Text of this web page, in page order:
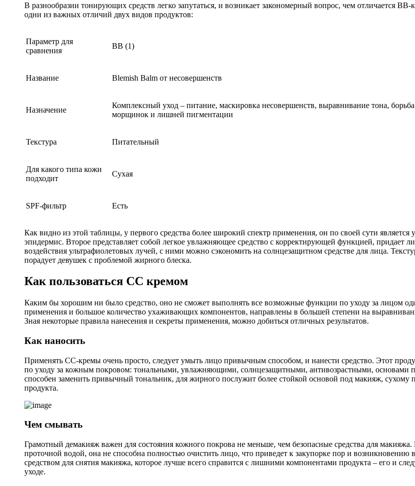
В разнообразии тонирующих средств легко запутаться, и возникает закономерный вопрос, чем отличается
одни из важных отличий двух видов продуктов:
Параметр для
сравнения
ВВ (1)
Название Blemish Balm от несовершенств
Назначение
Комплексный уход – питание, маскировка несовершенств, выравнивание тона,
морщинок и лишней пигментации
Текстура Питательный
Для какого типа кожи
подходит
Сухая
SPF-фильтр Есть
Как видно из этой таблицы, у первого средства более широкий спектр применения, он по своей сути
эпидермис. Второе представляет собой легкое увлажняющее средство с корректирующей функцией,
воздействия ультрафиолетовых лучей, с ними можно сэкономить на солнцезащитном средстве для лица.
порадует девушек с проблемой жирного блеска.
Как пользоваться СС кремом
Каким бы хорошим ни было средство, оно не сможет выполнять все возможные функции по уходу за лицом
применения и большое количество ухаживающих компонентов, направлены в большей степени на
Зная некоторые правила нанесения и секреты применения, можно добиться отличных результатов.
Как наносить
Применять СС-кремы очень просто, следует умыть лицо привычным способом, и нанести средство. Этот
по уходу за кожным покровом: тональными, увлажняющими, солнцезащитными, антивозрастными,
способен заменить привычный тональник, для жирного послужит более стойкой основой под макияж,
продукта.
Чем смывать
Грамотный демакияж важен для состояния кожного покрова не меньше, чем безопасные средства для
проточной водой, она не способна полностью очистить лицо, что приведет к закупорке пор и
средством для снятия макияжа, которое лучше всего справится с лишними компонентами продукта – его и
уходе.